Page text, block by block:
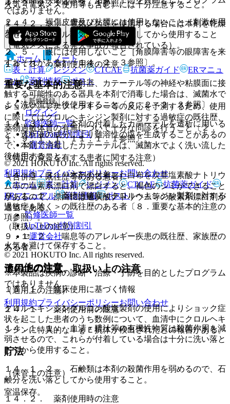
火気（電気メス使用等も含む）には十分注意すること。
１４．２．９． 電気メス等を使用する場合には本剤を乾燥
させ、アルコール蒸気の拡散を確認してから使用すること
（電気メスによる発火事故が報告されている）。
１４．３． 薬剤使用後の注意
１４．３．１． 注射器、カテーテル等の神経や粘膜面に接
触する可能性のある器具を本剤で消毒した場合は、滅菌水で
よく洗い流した後使用すること〔２．２、２．３参照〕。
１４．３．２． 本剤の付着したカテーテルを透析に用いる
と、透析液の成分により難溶性の塩を生成することがあるの
で、本剤で消毒したカテーテルは、滅菌水でよく洗い流した
後使用すること。
１４．３．３． 本剤の付着した白布を次亜塩素酸ナトリウ
ム等の塩素系漂白剤で漂白すると、褐色のシミができること
があるので、漂白には過炭酸ナトリウム等の酸素系漂白剤が
適当である。
（取扱い上の注意）
火気を避けて保存すること。
その他の注意
１５．１． 臨床使用に基づく情報
クロルヘキシジングルコン酸塩製剤の使用によりショック症
状を起こした患者のうち数例について、血清中にクロルヘキ
シジンに特異的なＩｇＥ抗体が検出されたとの報告がある。
貯法
（保管上の注意）
室温保存。
４．２．２、１４．３．１参照〕。
２．４． 損傷皮膚及び粘膜には使用しないこと［刺激作用
を有する］。
２．５． 眼には使用しないこと［角膜障害等の眼障害を来
すおそれがある］〔１４．２．３参照〕。
重要な基本的注意
ショック、アナフィラキシー等の反応を予測するため、使用
に際してはクロルヘキシジン製剤に対する過敏症の既往歴、
薬物過敏体質の有無について十分な問診を行うこと〔２．
１、９．１．１、１１．１．１参照〕。
（特定の背景を有する患者に関する注意）
（合併症・既往歴等のある患者）
９．１．１． 薬物過敏症＜クロルヘキシジン製剤に対する
過敏症を除く＞の既往歴のある者〔８．重要な基本的注意の
項参照〕。
９．１．２． 喘息等のアレルギー疾患の既往歴、家族歴の
ある者。
適用上の注意、取扱い上の注意
（適用上の注意）
１４．１． 薬剤使用前の注意
１４．１．１． 血清・膿汁等の有機性物質は殺菌作用を減
弱させるので、これらが付着している場合は十分に洗い落と
してから使用すること。
１４．１．２． 石鹸類は本剤の殺菌作用を弱めるので、石
鹸分を洗い落としてから使用すること。
１４．２． 薬剤使用時の注意
ではありません。
ホーム
ノート
表・計算
レジメン CTCAE 抗菌薬ガイド
ERマニュ
アル
薬剤情報 ポスト
新規登録
ログイン
監修医師一覧
UpToDate特別割引
運営会社
© 2021 HOKUTO Inc. All rights reserved.
利用規約プライバシーポリシーお問い合わせ
ホーム
表・計算 レジメン CTCAE
抗菌薬ガイド
ERマニュアル
薬剤情報 ポスト
監修医師一覧
UpToDate特別割引
運営会社
© 2021 HOKUTO Inc. All rights reserved.
※本製品は疾病の診断・治療・予防を目的としたプログラム
ではありません。
利用規約プライバシーポリシーお問い合わせ